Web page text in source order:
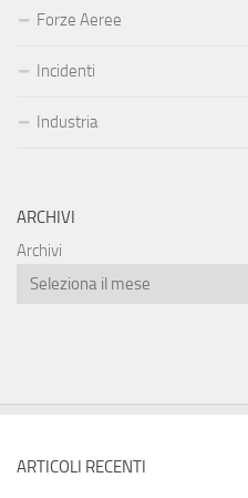
Forze Aeree
Incidenti
Industria
ARCHIVI
Archivi
ARTICOLI RECENTI